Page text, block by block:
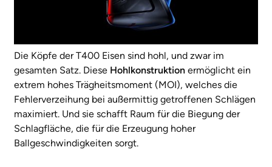
Die Köpfe der T400 Eisen sind hohl, und zwar im
gesamten Satz. Diese Hohlkonstruktion ermöglicht ein
extrem hohes Trägheitsmoment (MOI), welches die
Fehlerverzeihung bei außermittig getroffenen Schlägen
maximiert. Und sie schafft Raum für die Biegung der
Schlagfläche, die für die Erzeugung hoher
Ballgeschwindigkeiten sorgt.